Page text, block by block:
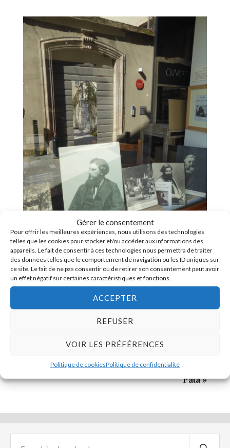
Gérer le consentement
Pour offrir les meilleures expériences, nous utilisons des technologies
telles que les cookies pour stocker et/ou accéder aux informations des
appareils. Le fait de consentir à ces technologies nous permettra de traiter
des données telles que le comportement de navigation ou les ID uniques sur
ce site. Le fait de ne pas consentir ou de retirer son consentement peut avoir
un effet négatif sur certaines caractéristiques et fonctions.
ACCEPTER
REFUSER
VOIR LES PRÉFÉRENCES
Politique de cookiesPolitique de confidentialité
« Paysages de marche », « Chambre d’échos »
Eva Jospin à Ornans
Aidez-nous à localiser des œuvres signées «
Patà »